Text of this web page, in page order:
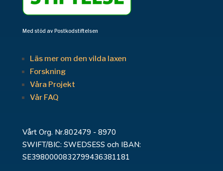
Med stöd av Postkodstiftelsen
Läs mer om den vilda laxen
Forskning
Våra Projekt
Vår FAQ
Vårt Org. Nr.802479 - 8970
SWIFT/BIC: SWEDSESS och IBAN:
SE3980000832799436381181